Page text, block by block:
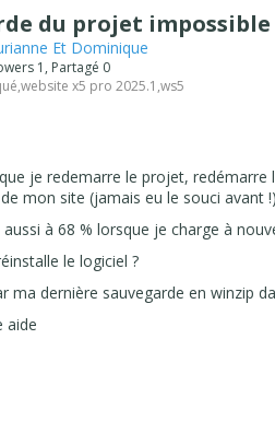
du projet
Et Dominique
1, Partagé 0
,website x5 pro 2025.1 ,ws5
je redemarre le projet,
mon site (jamais eu le souci avant !)
à 68 % lorsque je charge à
le logiciel ?
ma dernière sauvegarde en winzip
aide